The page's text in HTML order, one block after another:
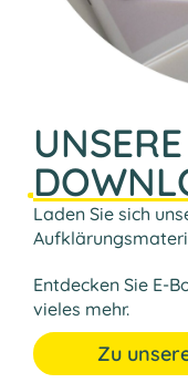
Laden Sie sich
Entdecken Sie E-
vieles mehr.
Zu